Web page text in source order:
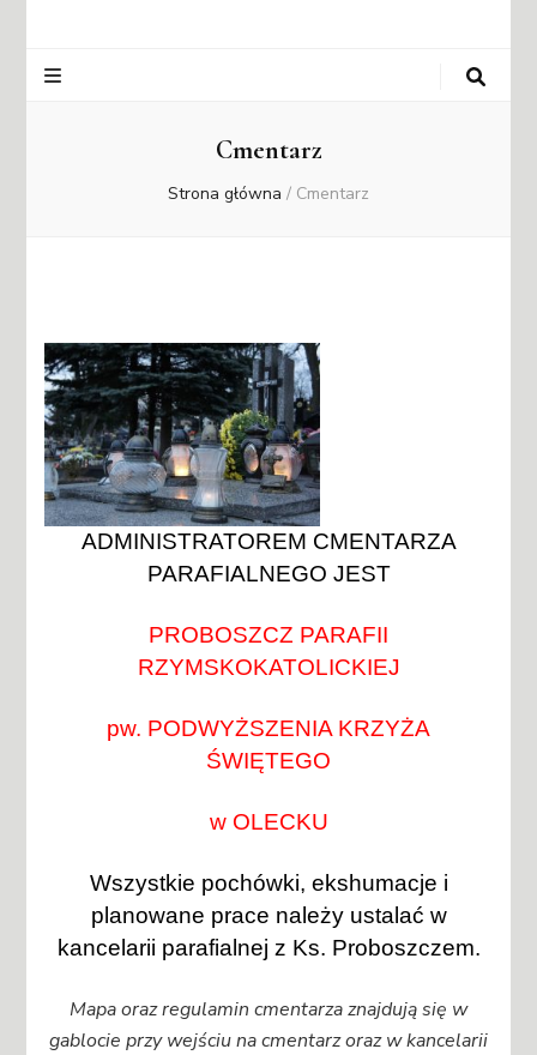
Cmentarz
Strona główna / Cmentarz
ADMINISTRATOREM CMENTARZA
PARAFIALNEGO JEST
PROBOSZCZ PARAFII
RZYMSKOKATOLICKIEJ
pw. PODWYŻSZENIA KRZYŻA
ŚWIĘTEGO
w OLECKU
Wszystkie pochówki, ekshumacje i
planowane prace należy ustalać w
kancelarii parafialnej z Ks. Proboszczem.
Mapa oraz regulamin cmentarza znajdują się w
gablocie przy wejściu na cmentarzoraz w kancelarii